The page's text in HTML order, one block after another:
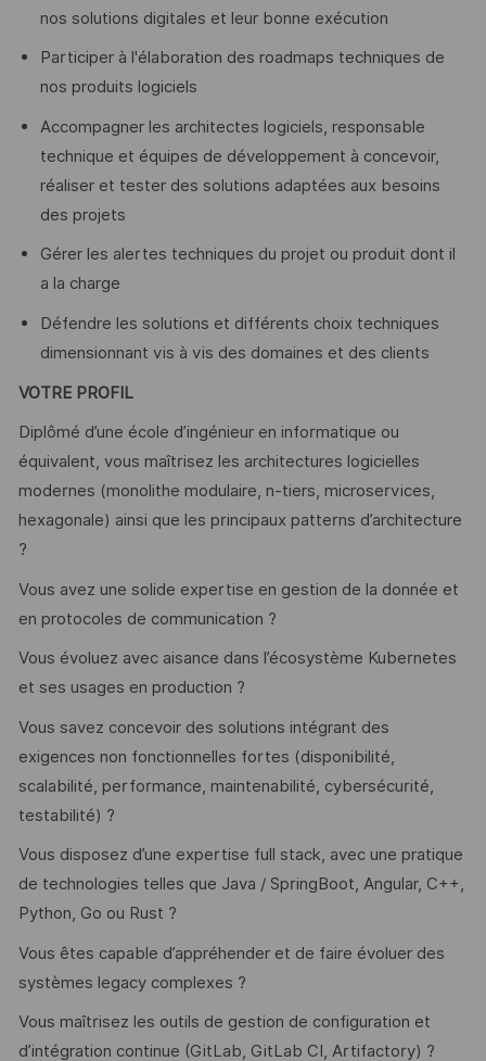
nos solutions digitales et leur bonne exécution
Participer à l'élaboration des roadmaps techniques de
nos produits logiciels
Accompagner les architectes logiciels, responsable
technique et équipes de développement à concevoir,
réaliser et tester des solutions adaptées aux besoins
des projets
Gérer les alertes techniques du projet ou produit dont il
a la charge
Défendre les solutions et différents choix techniques
dimensionnant vis à vis des domaines et des clients
VOTRE PROFIL
Diplômé d’une école d’ingénieur en informatique ou
équivalent, vous maîtrisez les architectures logicielles
modernes (monolithe modulaire, n-tiers, microservices,
hexagonale) ainsi que les principaux patterns d’architecture
?
Vous avez une solide expertise en gestion de la donnée et
en protocoles de communication ?
Vous évoluez avec aisance dans l’écosystème Kubernetes
et ses usages en production ?
Vous savez concevoir des solutions intégrant des
exigences non fonctionnelles fortes (disponibilité,
scalabilité, performance, maintenabilité, cybersécurité,
testabilité) ?
Vous disposez d’une expertise full stack, avec une pratique
de technologies telles que Java / SpringBoot, Angular, C++,
Python, Go ou Rust ?
Vous êtes capable d’appréhender et de faire évoluer des
systèmes legacy complexes ?
Vous maîtrisez les outils de gestion de configuration et
d’intégration continue (GitLab, GitLab CI, Artifactory) ?